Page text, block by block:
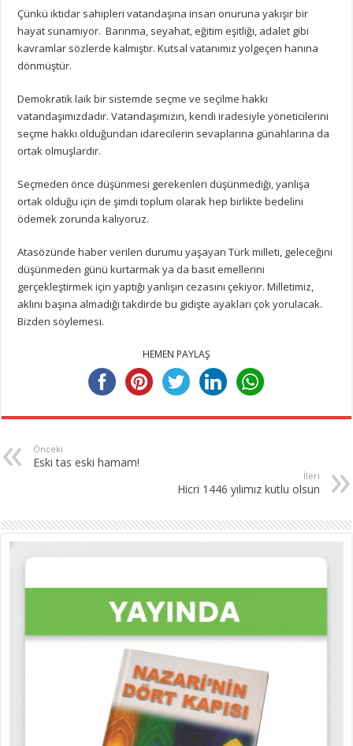
Çünkü iktidar sahipleri vatandaşına insan onuruna yakışır bir
hayat sunamıyor. Barınma, seyahat, eğitim eşitliği, adalet gibi
kavramlar sözlerde kalmıştır. Kutsal vatanımız yolgeçen hanına
dönmüştür.
Demokratik laik bir sistemde seçme ve seçilme hakkı
vatandaşımızdadır. Vatandaşımızın, kendi iradesiyle yöneticilerini
seçme hakkı olduğundan idarecilerin sevaplarına günahlarına da
ortak olmuşlardır.
Seçmeden önce düşünmesi gerekenleri düşünmediği, yanlışa
ortak olduğu için de şimdi toplum olarak hep birlikte bedelini
ödemek zorunda kalıyoruz.
Atasözünde haber verilen durumu yaşayan Türk milleti, geleceğini
düşünmeden günü kurtarmak ya da basit emellerini
gerçekleştirmek için yaptığı yanlışın cezasını çekiyor. Milletimiz,
aklını başına almadığı takdirde bu gidişte ayakları çok yorulacak.
Bizden söylemesi.
HEMEN PAYLAŞ
Önceki
Eski tas eski hamam!
İleri
Hicri 1446 yılımız kutlu olsun